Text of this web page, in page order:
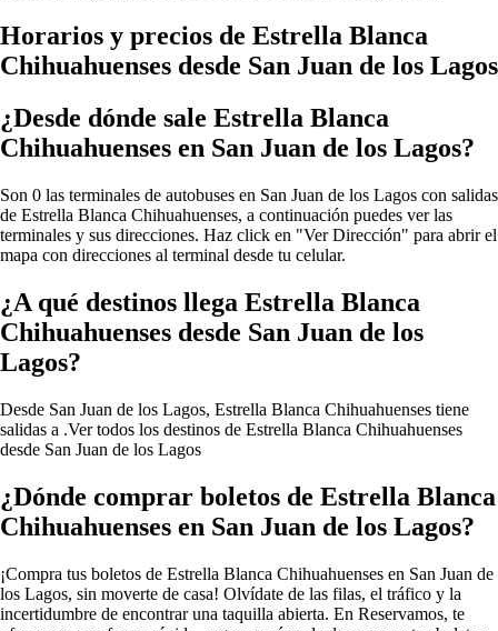
Horarios y precios de Estrella Blanca
Chihuahuenses desde San Juan de los Lagos
¿Desde dónde sale Estrella Blanca
Chihuahuenses en San Juan de los Lagos?
Son 0 las terminales de autobuses en San Juan de los Lagos con salidas
de Estrella Blanca Chihuahuenses, a continuación puedes ver las
terminales y sus direcciones. Haz click en "Ver Dirección" para abrir el
mapa con direcciones al terminal desde tu celular.
¿A qué destinos llega Estrella Blanca
Chihuahuenses desde San Juan de los
Lagos?
Desde San Juan de los Lagos, Estrella Blanca Chihuahuenses tiene
salidas a .Ver todos los destinos de Estrella Blanca Chihuahuenses
desde San Juan de los Lagos
¿Dónde comprar boletos de Estrella Blanca
Chihuahuenses en San Juan de los Lagos?
¡Compra tus boletos de Estrella Blanca Chihuahuenses en San Juan de
los Lagos, sin moverte de casa! Olvídate de las filas, el tráfico y la
incertidumbre de encontrar una taquilla abierta. En Reservamos, te